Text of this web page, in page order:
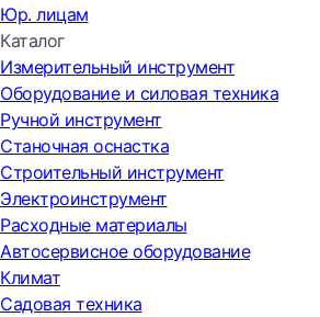
Юр. лицам
Каталог
Измерительный инструмент
Оборудование и силовая техника
Ручной инструмент
Станочная оснастка
Строительный инструмент
Электроинструмент
Расходные материалы
Автосервисное оборудование
Климат
Садовая техника